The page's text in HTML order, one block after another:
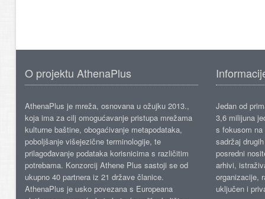
O projektu AthenaPlus
AthenaPlus je mreža, osnovana u ožujku 2013.,
koja ima za cilj omogućavanje pristupa mrežama
kulturne baštine, obogaćivanje metapodataka,
poboljšanje višejezične terminologije, te
prilagođavanje podataka korisnicima s različitim
potrebama. Konzorcij Athene Plus sastoji se od
ukupno 40 partnera iz 21 države članice.
AthenaPlus je usko povezana s Europeana
Jedan od
3,6 milijuna
s fokusom
sadržaj
posredni
arhivi,
organizacije,
uključen i